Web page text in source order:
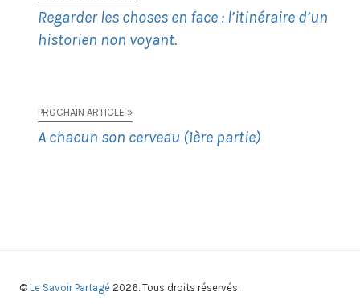
Regarder les choses en face : l’itinéraire d’un
historien non voyant.
PROCHAIN ARTICLE »
A chacun son cerveau (1ère partie)
© Le Savoir Partagé 2026. Tous droits réservés.